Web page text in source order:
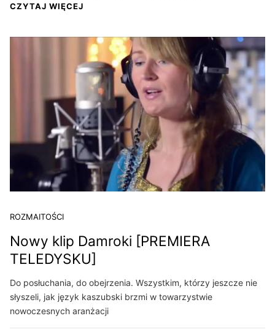
CZYTAJ WIĘCEJ
ROZMAITOŚCI
Nowy klip Damroki [PREMIERA
TELEDYSKU]
Do posłuchania, do obejrzenia. Wszystkim, którzy jeszcze nie
słyszeli, jak język kaszubski brzmi w towarzystwie
nowoczesnych aranżacji